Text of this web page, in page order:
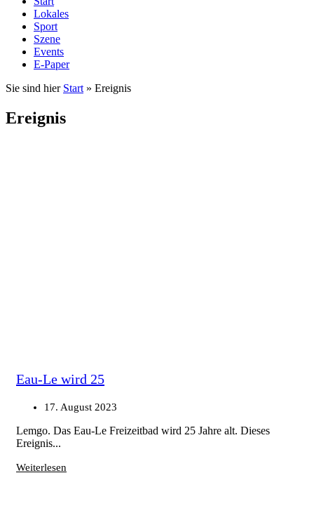
Lokales
Sport
Szene
Events
E-Paper
Sie sind hier Start » Ereignis
Ereignis
Eau-Le wird 25
17. August 2023
Lemgo. Das Eau-Le Freizeitbad wird 25 Jahre alt. Dieses
Ereignis...
Weiterlesen